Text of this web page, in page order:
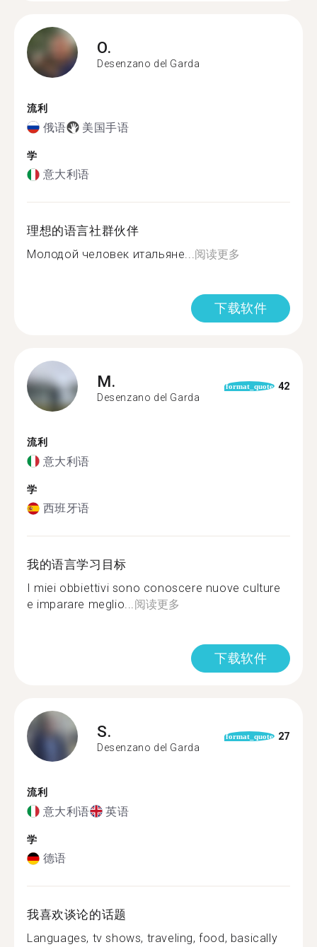
O.
Desenzano del Garda
流利
俄语 美国手语
学
意大利语
理想的语言社群伙伴
Молодой человек итальяне...阅读更多
下载软件
M.
Desenzano del Garda
format_quote 42
流利
意大利语
学
西班牙语
我的语言学习目标
I miei obbiettivi sono conoscere nuove culture
e imparare meglio...阅读更多
下载软件
S.
Desenzano del Garda
format_quote 27
流利
意大利语 英语
学
德语
我喜欢谈论的话题
Languages, tv shows, traveling, food, basically